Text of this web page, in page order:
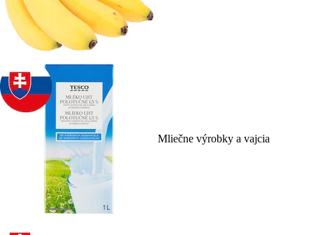
Mliečne výrobky a vajcia